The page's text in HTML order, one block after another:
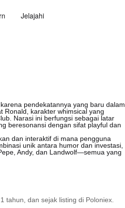
Jelajahi
pendekatannya yang baru dalam
Ronald, karakter whimsical yang
Narasi ini berfungsi sebagai latar
beresonansi dengan sifat playful dan
dan interaktif di mana pengguna
unik antara humor dan investasi,
Andy, dan Landwolf—semua yang
tahun, dan sejak listing di Poloniex.